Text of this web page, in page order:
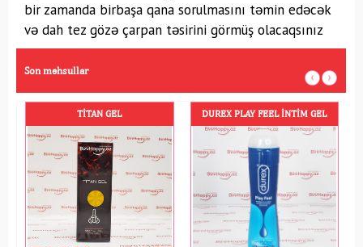
bir zamanda birbaşa qana sorulmasını təmin edəcək
və dah tez gözə çarpan təsirini görmüş olacaqsınız
Son məhsullar
DUREX PLAY FEEL İNTIM GEL DUREX PLEASUREMAX N3